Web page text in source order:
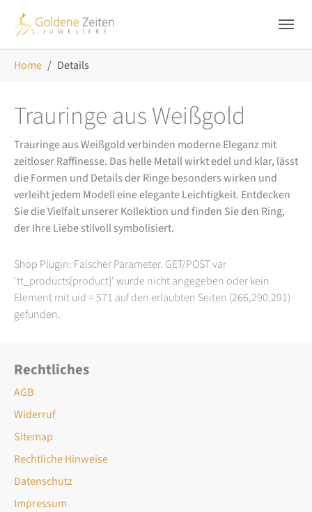
Home Details
Trauringe aus Weißgold
Trauringe aus Weißgold verbinden moderne Eleganz mit
zeitloser Raffinesse. Das helle Metall wirkt edel und klar, lässt
die Formen und Details der Ringe besonders wirken und
verleiht jedem Modell eine elegante Leichtigkeit. Entdecken
Sie die Vielfalt unserer Kollektion und finden Sie den Ring,
der Ihre Liebe stilvoll symbolisiert.
Shop Plugin: Falscher Parameter. GET/POST var
'tt_products[product]' wurde nicht angegeben oder kein
Element mit uid = 571 auf den erlaubten Seiten (266,290,291)
gefunden.
Rechtliches
AGB
Widerruf
Sitemap
Rechtliche Hinweise
Datenschutz
Impressum